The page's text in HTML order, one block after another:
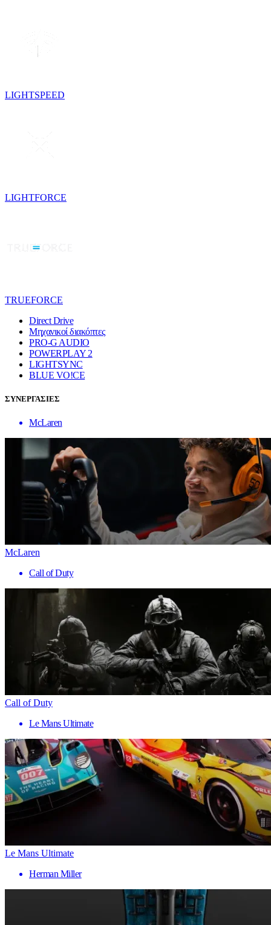
LIGHTSPEED
LIGHTFORCE
TRUEFORCE
Direct Drive
Μηχανικοί διακόπτες
PRO-G AUDIO
POWERPLAY 2
LIGHTSYNC
BLUE VO!CE
ΣΥΝΕΡΓΑΣΙΕΣ
McLaren
McLaren
Call of Duty
Call of Duty
Le Mans Ultimate
Le Mans Ultimate
Herman Miller